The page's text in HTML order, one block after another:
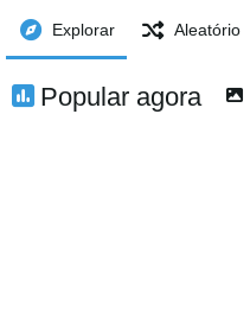
Explorar Aleatório
Popular agora